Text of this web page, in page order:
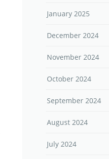
January 2025
December 2024
November 2024
October 2024
September 2024
August 2024
July 2024